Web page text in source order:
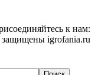
к нам:
igrofania.ru